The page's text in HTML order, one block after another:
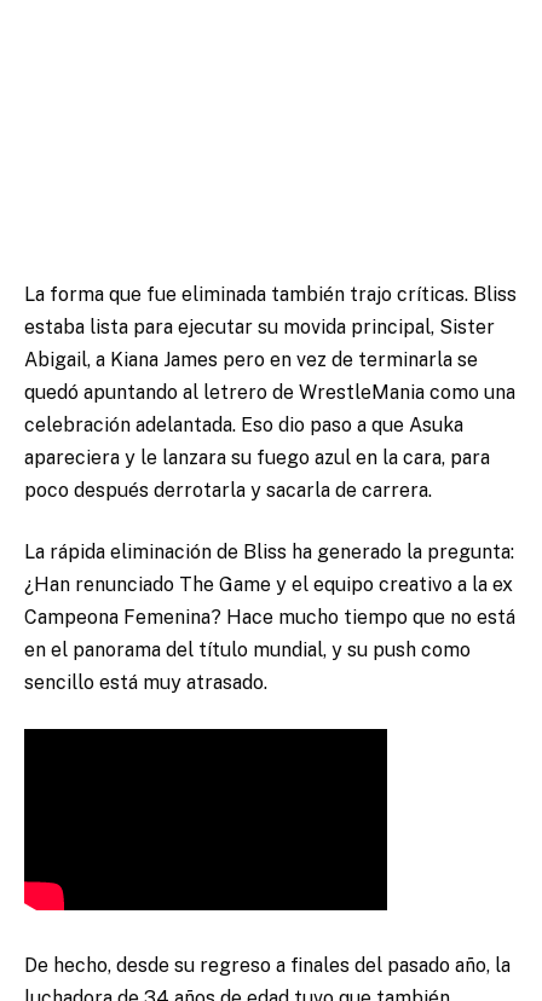
La forma que fue eliminada también trajo críticas. Bliss
estaba lista para ejecutar su movida principal, Sister
Abigail, a Kiana James pero en vez de terminarla se
quedó apuntando al letrero de WrestleMania como una
celebración adelantada. Eso dio paso a que Asuka
apareciera y le lanzara su fuego azul en la cara, para
poco después derrotarla y sacarla de carrera.
La rápida eliminación de Bliss ha generado la pregunta:
¿Han renunciado The Game y el equipo creativo a la ex
Campeona Femenina? Hace mucho tiempo que no está
en el panorama del título mundial, y su push como
sencillo está muy atrasado.
De hecho, desde su regreso a finales del pasado año, la